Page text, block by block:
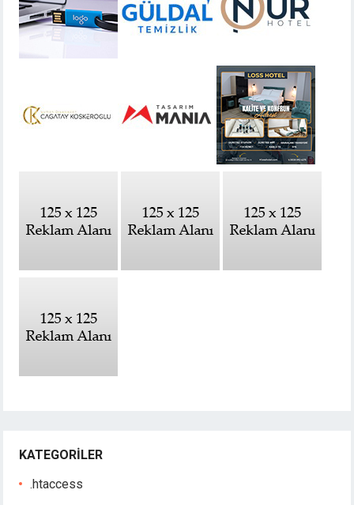
KATEGORILER
.htaccess